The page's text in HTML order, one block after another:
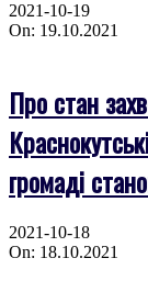
2021-10-19
On: 19.10.2021
Про стан
громаді
2021-10-18
On: 18.10.2021